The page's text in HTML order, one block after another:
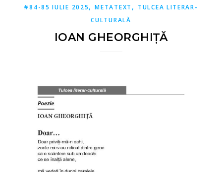
#84-85 IULIE 2025,METATEXT , TULCEA LITERAR-
CULTURALĂ
IOAN GHEORGHIȚĂ